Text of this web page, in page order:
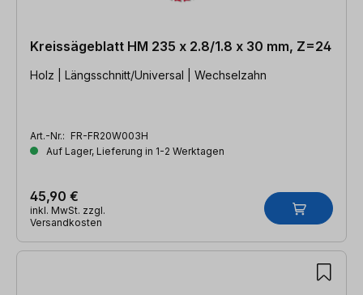
Kreissägeblatt HM 235 x 2.8/1.8 x 30 mm, Z=24
Holz | Längsschnitt/Universal | Wechselzahn
Art.-Nr.: FR-FR20W003H
Auf Lager, Lieferung in 1-2 Werktagen
45,90 €
inkl. MwSt. zzgl.
Versandkosten